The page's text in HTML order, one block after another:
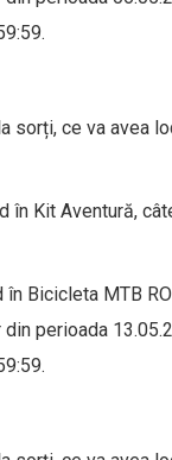
sorți, ce va avea
în Kit Aventură,
Bicicleta MTB
perioada